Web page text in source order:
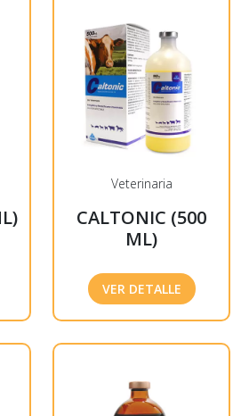
Veterinaria
CALTONIC (500
ML)
VER DETALLE